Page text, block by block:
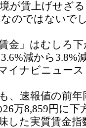
が賃上げせざ
のではないで
金」はむしろ
減から3.8%
イナビニュー
、速報値の前年
万8,859円に下
した実質賃金指